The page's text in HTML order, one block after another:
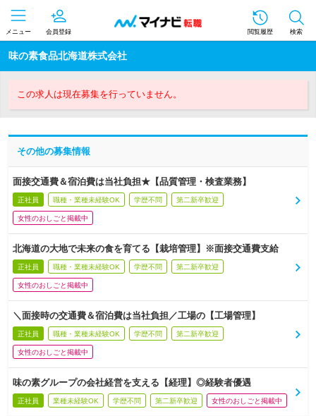
メニュー 会員登録 閲覧履歴 検索
味の素食品北海道株式会社
この求人は現在募集を行っていません。
その他の募集情報
面接交通費＆宿泊費は当社負担★【品質管理・検査業務】
正社員 職種・業種未経験OK 学歴不問 第二新卒歓迎
女性のおしごと掲載中
北海道の大地で未来の食を育てる【栽培管理】※面接交通費支給
正社員 職種・業種未経験OK 学歴不問 第二新卒歓迎
女性のおしごと掲載中
＼面接時の交通費＆宿泊費は当社負担／工場の【工場管理】
正社員 職種・業種未経験OK 学歴不問 第二新卒歓迎
女性のおしごと掲載中
味の素グループの会社経営を支える【経理】◎経験者優遇
正社員 業種未経験OK 学歴不問 第二新卒歓迎 女性のおしごと掲載中